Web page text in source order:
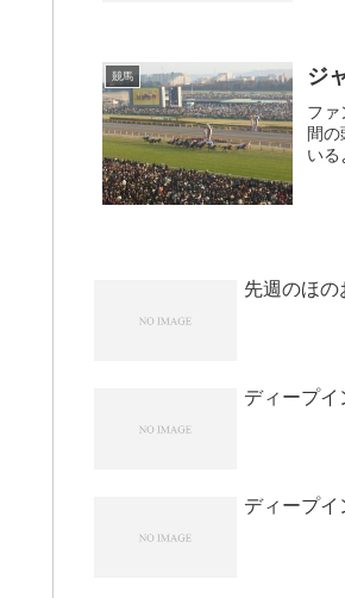
競馬 ジ
フ
間
いる
先週のほの
ディープ
ディープ